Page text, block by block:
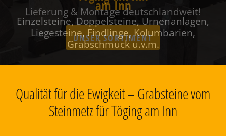
am Inn
Einzelsteine, Doppelsteine, Urnenanlagen,
Liegesteine, Findlinge, Kolumbarien,
Grabschmuck u.v.m.
Qualität für die Ewigkeit – Grabsteine vom
Steinmetz für Töging am Inn